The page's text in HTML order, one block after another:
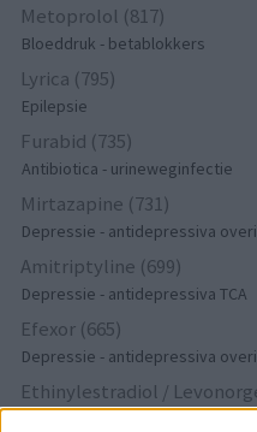
Metoprolol (817)
Bloeddruk - betablokkers
Lyrica (795)
Epilepsie
Furabid (735)
Antibiotica - urineweginfectie
Mirtazapine (731)
Depressie - antidepressiva
Amitriptyline (699)
Depressie - antidepressiva TCA
Efexor (665)
Depressie - antidepressiva
Ethinylestradiol /